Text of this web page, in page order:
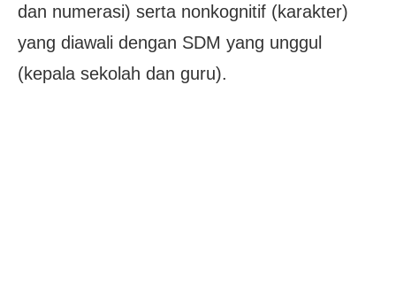
dan numerasi) serta nonkognitif (karakter)
yang diawali dengan SDM yang unggul
(kepala sekolah dan guru).